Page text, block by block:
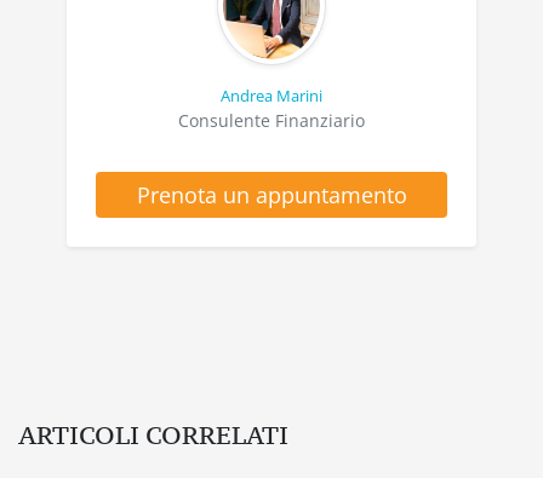
Andrea Marini
Consulente Finanziario
Prenota un appuntamento
ARTICOLI CORRELATI